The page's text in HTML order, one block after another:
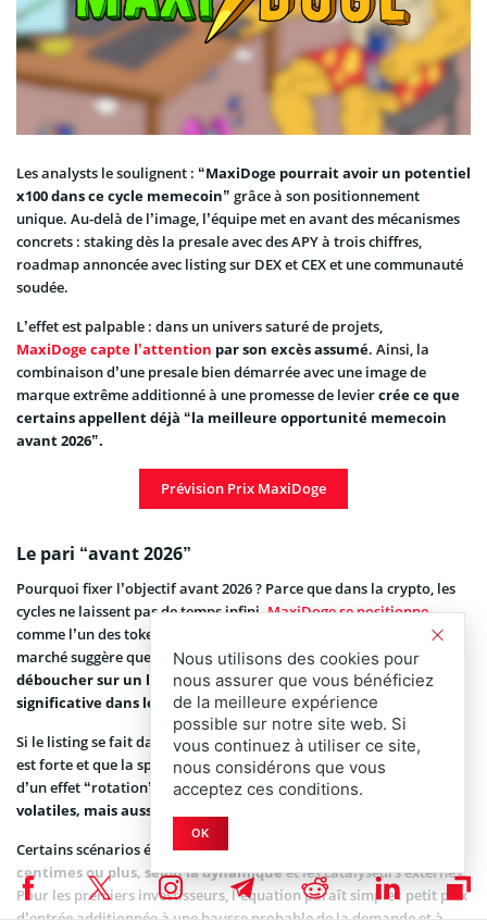
Les analysts le soulignent : “MaxiDoge pourrait avoir un potentiel
x100 dans ce cycle memecoin” grâce à son positionnement
unique. Au-delà de l’image, l’équipe met en avant des mécanismes
concrets : staking dès la presale avec des APY à trois chiffres,
roadmap annoncée avec listing sur DEX et CEX et une communauté
soudée.
L’effet est palpable : dans un univers saturé de projets,
MaxiDoge capte l’attention par son excès assumé. Ainsi, la
combinaison d’une presale bien démarrée avec une image de
marque extrême additionné à une promesse de leviercrée ce que
certains appellent déjà “la meilleure opportunité memecoin
avant 2026”.
Prévision Prix MaxiDoge
Le pari “avant 2026”
Pourquoi fixer l’objectif avant 2026 ? Parce que dans la crypto, les
cycles ne laissent pas de temps infini.MaxiDoge se positionne
comme l’un des tokens de la prochaine vague, et l’analyse de
marché suggère que
l’accumulation maintenant pourrait
déboucher sur un listing explosif et une valorisation
significative dans les 12 à 18 mois.
Si le listing se fait dans de bonnes conditions, que la communauté
est forte et que la spéculation reprend, $MAXI pourrait bénéficier
d’un effet “rotation” vers les memecoins,généralement les plus
volatiles, mais aussi les plus rapides à décoller
Certains scénarios évoquent un passage de
centimes ou plus, selon la dynamiqueet les catalyseurs externes.
Pour les premiers investisseurs, l’équation paraît simple : petit prix
Nous utilisons des cookies pour
nous assurer que vous bénéficiez
de la meilleure expérience
possible sur notre site web. Si
vous continuez à utiliser ce site,
nous considérons que vous
acceptez ces conditions.
OK